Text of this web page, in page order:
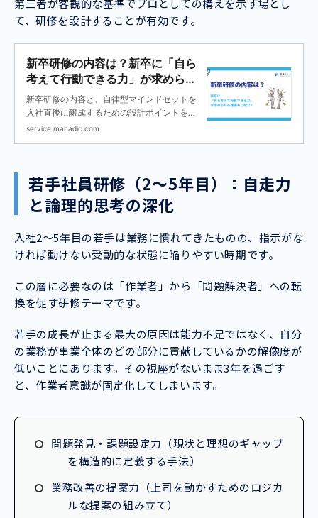
第三者が客観的な基準でプロとしての構えを示す場とし
て、研修を設計することが有効です。
新卒研修の内容は？新卒に「自ら
考えて行動できる力」が求められ
る理由もご紹介
新卒研修の内容と、自律型マインドセットを
入社直後に醸成するための設計ポイントを解
説します。
service.manadic.com
若手社員研修（2〜5年目）：自走力
と論理的思考の深化
入社2〜5年目の若手は業務に慣れてきたものの、指示がな
ければ動けない受動的な状態に陥りやすい時期です。
この層に必要なのは「作業者」から「問題解決者」への転
換を促す研修テーマです。
若手の成長が止まる最大の原因は能力不足ではなく、自分
の業務が事業全体のどの部分に貢献しているかの解像度が
低いことにあります。その視座がないまま3年を過ごす
と、作業者意識が固定化してしまいます。
問題発見・課題設定力（現状と理想のギャップ
を構造的に定義する手法）
業務改善の提案力（上司を動かすためのロジカ
ルな提案の組み立て）